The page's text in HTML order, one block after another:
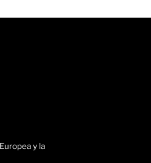
y la